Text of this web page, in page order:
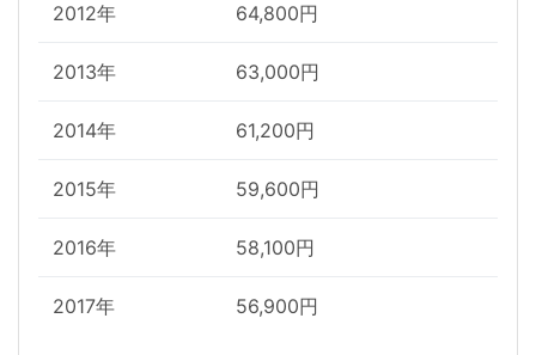
2012年 64,800円
2013年 63,000円
2014年 61,200円
2015年 59,600円
2016年 58,100円
2017年 56,900円